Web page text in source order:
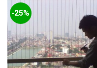
– Địa chỉ trụ sở: Số nhà
Yên Nghĩa, Quận Hà Đông,
– Hotline: 0983 192 539
– Email:
-25%